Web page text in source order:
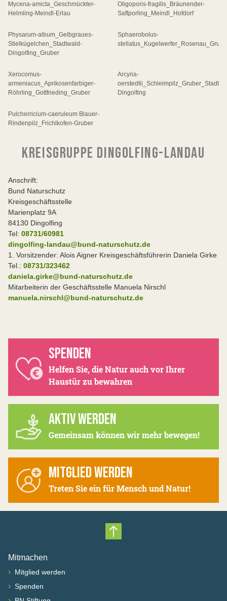
Mycena-amicta_Geschmückter-
Helmling-Meindl-Erlau
Oligoporis-fragilis_Bräunender-
Saftporling_Meindl_Hofdorf
Physarum-album_Gelbgraues-
Stielkügelchen_Stadtwald-
Dingolfing_Gruber
Sphaerobolus-
Xerocomus-
armeniacus_Aprikosenfarbiger-
Röhrling_Gottfrieding_Gruber
Arcyria-
Dingolfing
Pulcherricium-caeruleum Blauer-
Rindenpilz_Frichlkofen-Gruber
KREISGRUPPE DINGOLFING-LANDAU
Anschrift:
Bund Naturschutz
Kreisgeschäftsstelle
Marienplatz 9A
84130 Dingolfing
Tel: 08731/60981
dingolfing-landau@bund-naturschutz.de
1. Vorsitzender: Alois Aigner Kreisgeschäftsführerin Daniela Girke
Tel.: 08731/323462
daniela.girke@bund-naturschutz.de
Mitarbeiterin der Geschäftsstelle Manuela Nirschl
manuela.nirschl@bund-naturschutz.de
SPENDEN
Helfen Sie, die Natur auch vor Ihrer
Haustür zu bewahren
AKTIV WERDEN
Gemeinsam können wir mehr bewegen!
MITGLIED WERDEN
Treten Sie ein für Mensch und Natur!
Nach oben scrollen
Mitmachen
› Mitglied werden
› Spenden